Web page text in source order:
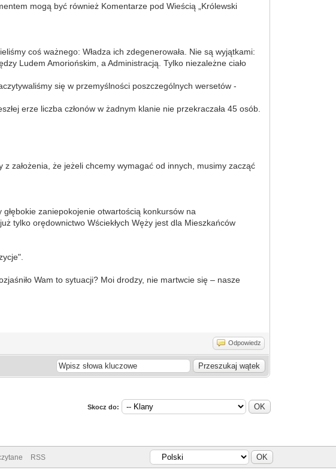
mogą być również Komentarze pod Wieścią „Królewski
coś ważnego: Władza ich zdegenerowała. Nie są wyjątkami:
Ludem Amoriońskim, a Administracją. Tylko niezależne ciało
się w przemyślności poszczególnych wersetów -
erze liczba członów w żadnym klanie nie przekraczała 45 osób.
założenia, że jeżeli chcemy wymagać od innych, musimy zacząć
zaniepokojenie otwartością konkursów na
tylko orędownictwo Wściekłych Węży jest dla Mieszkańców
Wam to sytuacji? Moi drodzy, nie martwcie się – nasze
Odpowiedz
Skocz do:
RSS